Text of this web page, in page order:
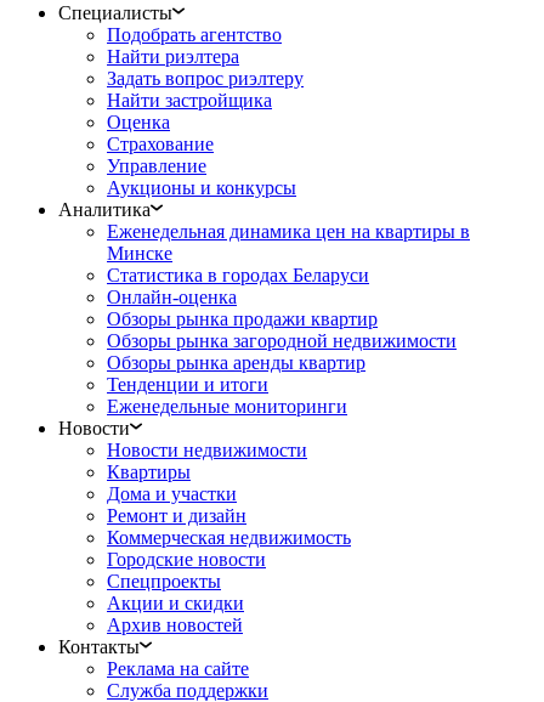
Специалисты
Подобрать агентство
Найти риэлтера
Задать вопрос риэлтеру
Найти застройщика
Оценка
Страхование
Управление
Аукционы и конкурсы
Аналитика
Еженедельная динамика цен на квартиры в
Минске
Статистика в городах Беларуси
Онлайн-оценка
Обзоры рынка продажи квартир
Обзоры рынка загородной недвижимости
Обзоры рынка аренды квартир
Тенденции и итоги
Еженедельные мониторинги
Новости
Новости недвижимости
Квартиры
Дома и участки
Ремонт и дизайн
Коммерческая недвижимость
Городские новости
Спецпроекты
Акции и скидки
Архив новостей
Контакты
Реклама на сайте
Служба поддержки